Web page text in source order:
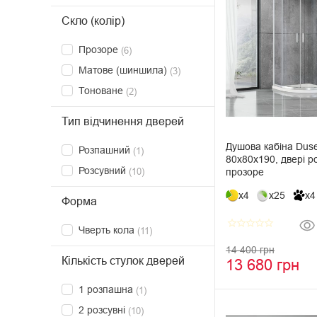
Скло (колір)
Прозоре (6)
Матове (шиншила) (3)
Тоноване (2)
Тип відчинення дверей
Розпашний (1)
Розсувний (10)
Форма
Чверть кола (11)
Кількість стулок дверей
1 розпашна (1)
2 розсувні (10)
Душова кабіна
80х80х190, двері
прозоре
x4 x25 x4
star_borderstar_borderstar_borderstar_borderstar_border
14 400 грн
13 680 грн